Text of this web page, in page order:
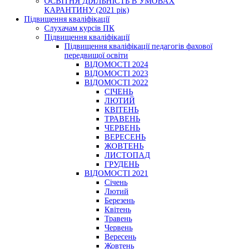
КАРАНТИНУ (2021 рік)
Підвищення кваліфікації
Слухачам курсів ПК
Підвищення кваліфікації
Підвищення кваліфікації педагогів фахової
передвищої освіти
ВІДОМОСТІ 2024
ВІДОМОСТІ 2023
ВІДОМОСТІ 2022
СІЧЕНЬ
ЛЮТИЙ
КВІТЕНЬ
ТРАВЕНЬ
ЧЕРВЕНЬ
ВЕРЕСЕНЬ
ЖОВТЕНЬ
ЛИСТОПАД
ГРУДЕНЬ
ВІДОМОСТІ 2021
Січень
Лютий
Березень
Квітень
Травень
Червень
Вересень
Жовтень